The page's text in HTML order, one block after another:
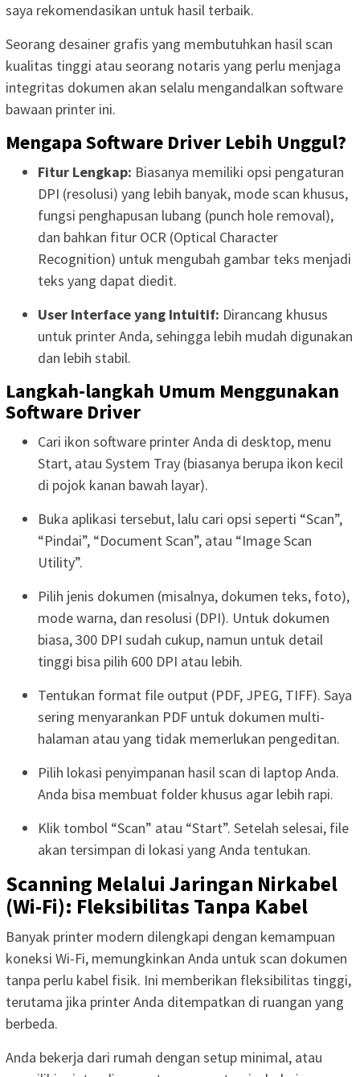
saya rekomendasikan untuk hasil terbaik.
Seorang desainer grafis yang membutuhkan hasil scan
kualitas tinggi atau seorang notaris yang perlu menjaga
integritas dokumen akan selalu mengandalkan software
bawaan printer ini.
Mengapa Software Driver Lebih Unggul?
Fitur Lengkap: Biasanya memiliki opsi pengaturan
DPI (resolusi) yang lebih banyak, mode scan khusus,
fungsi penghapusan lubang (punch hole removal),
dan bahkan fitur OCR (Optical Character
Recognition) untuk mengubah gambar teks menjadi
teks yang dapat diedit.
User Interface yang Intuitif: Dirancang khusus
untuk printer Anda, sehingga lebih mudah digunakan
dan lebih stabil.
Langkah-langkah Umum Menggunakan
Software Driver
Cari ikon software printer Anda di desktop, menu
Start, atau System Tray (biasanya berupa ikon kecil
di pojok kanan bawah layar).
Buka aplikasi tersebut, lalu cari opsi seperti “Scan”,
“Pindai”, “Document Scan”, atau “Image Scan
Utility”.
Pilih jenis dokumen (misalnya, dokumen teks, foto),
mode warna, dan resolusi (DPI). Untuk dokumen
biasa, 300 DPI sudah cukup, namun untuk detail
tinggi bisa pilih 600 DPI atau lebih.
Tentukan format file output (PDF, JPEG, TIFF). Saya
sering menyarankan PDF untuk dokumen multi-
halaman atau yang tidak memerlukan pengeditan.
Pilih lokasi penyimpanan hasil scan di laptop Anda.
Anda bisa membuat folder khusus agar lebih rapi.
Klik tombol “Scan” atau “Start”. Setelah selesai, file
akan tersimpan di lokasi yang Anda tentukan.
Scanning Melalui Jaringan Nirkabel
(Wi-Fi): Fleksibilitas Tanpa Kabel
Banyak printer modern dilengkapi dengan kemampuan
koneksi Wi-Fi, memungkinkan Anda untuk scan dokumen
tanpa perlu kabel fisik. Ini memberikan fleksibilitas tinggi,
terutama jika printer Anda ditempatkan di ruangan yang
berbeda.
Anda bekerja dari rumah dengan setup minimal, atau